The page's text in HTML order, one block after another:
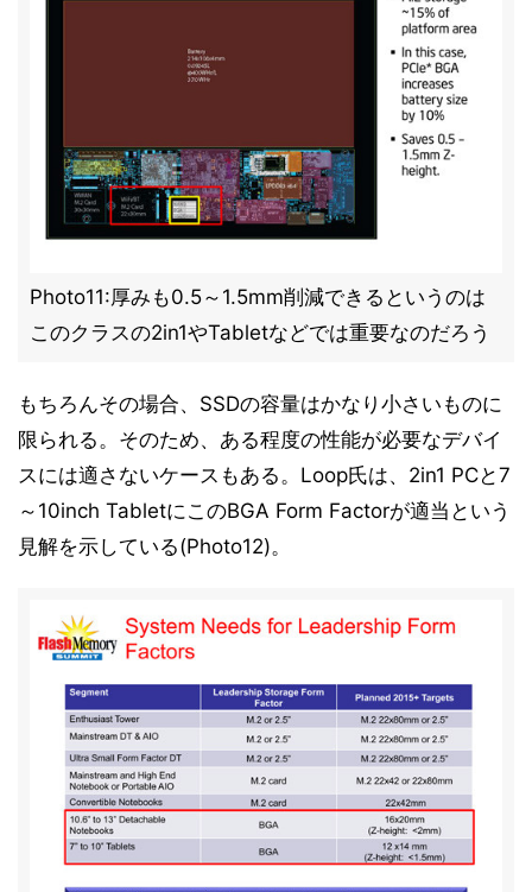
Photo11:厚みも0.5～1.5mm削減できるというのは
このクラスの2in1やTabletなどでは重要なのだろう
もちろんその場合、SSDの容量はかなり小さいものに
限られる。そのため、ある程度の性能が必要なデバイ
スには適さないケースもある。Loop氏は、2in1 PCと7
～10inch TabletにこのBGA Form Factorが適当という
見解を示している(Photo12)。